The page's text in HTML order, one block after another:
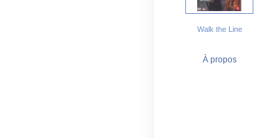
Walk the Line
À propos